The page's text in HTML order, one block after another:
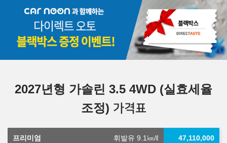
2027년형 가솔린 3.5 4WD (실효세율
조정) 가격표
프리미엄 휘발유 9.1㎞/ℓ 47,110,000